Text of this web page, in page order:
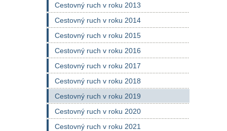
Cestovný ruch v roku 2013
Cestovný ruch v roku 2014
Cestovný ruch v roku 2015
Cestovný ruch v roku 2016
Cestovný ruch v roku 2017
Cestovný ruch v roku 2018
Cestovný ruch v roku 2019
Cestovný ruch v roku 2020
Cestovný ruch v roku 2021